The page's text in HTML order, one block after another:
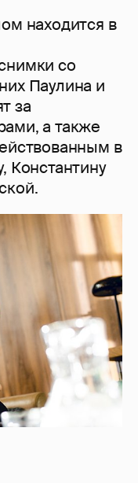
находится в
со
Паулина и
за
а также
в
Константину